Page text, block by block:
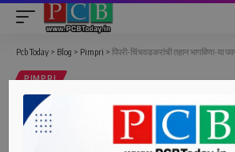
Pcb Today > Blog > Pimpri > पिंपरी-चिंचवडकरांची तहान भागविणा-या
PIMPRI
पिंपरी-चिंचवडकरांची तहान
पवना धरणात केवळ 21 टक्के